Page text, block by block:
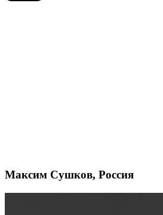
Максим Сушков, Россия